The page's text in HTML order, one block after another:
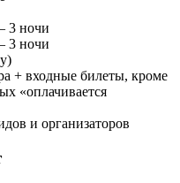
3 ночи
3 ночи
+ входные билеты, кроме
«оплачивается
и организаторов